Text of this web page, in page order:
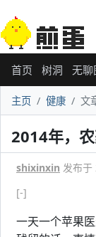
首页 树洞 无聊
主页 健康 文
2014年，
shixinxin 发布于
[-]
一天一个苹果